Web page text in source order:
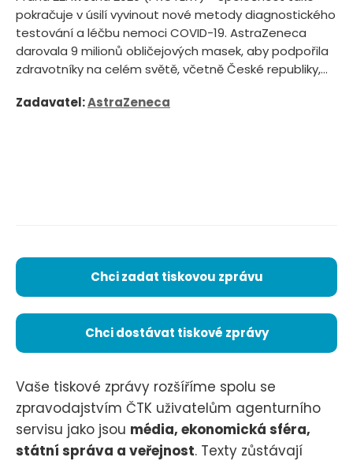
pokračuje v úsilí vyvinout nové metody diagnostického
testování a léčbu nemoci COVID-19. AstraZeneca
darovala 9 milionů obličejových masek, aby podpořila
zdravotníky na celém světě, včetně České republiky,...
Zadavatel:AstraZeneca
Chci zadat tiskovou zprávu
Chci dostávat tiskové zprávy
Vaše tiskové zprávy rozšíříme spolu se
zpravodajstvím ČTK uživatelům agenturního
servisu jako jsou média, ekonomická sféra,
státní správa a veřejnost. Texty zůstávají